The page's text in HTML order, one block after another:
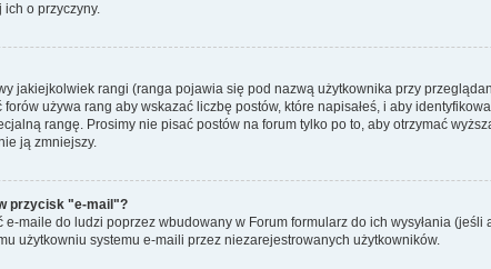
o przyczyny.
jakiejkolwiek rangi (ranga pojawia się pod nazwą użytkownika przy
używa rang aby wskazać liczbę postów, które napisałeś, i aby
rangę. Prosimy nie pisać postów na forum tylko po to, aby otrzymać
ją zmniejszy.
przycisk "e-mail"?
maile do ludzi poprzez wbudowany w Forum formularz do ich wysyłania (jeśli
użytkowniu systemu e-maili przez niezarejestrowanych użytkowników.